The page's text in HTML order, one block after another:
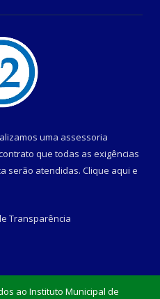
uma assessoria
que todas as exigências
serão atendidas. Clique aqui e
Transparência
ao Instituto Municipal de